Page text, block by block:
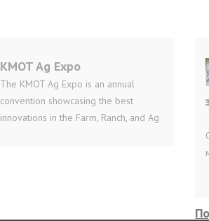
KMOT Ag Expo
The KMOT Ag Expo is an annual
convention showcasing the best
innovations in the Farm, Ranch, and Ag